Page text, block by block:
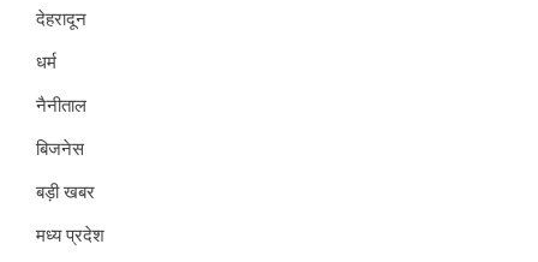
देहरादून
धर्म
नैनीताल
बिजनेस
बड़ी खबर
मध्य प्रदेश